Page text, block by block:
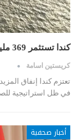
كندا تستثمر 369 مليار دولار لدعم صناعة الدفاع
كريستين اسامة
تعتزم كندا إنفاق
في ظل استراتيجية
أخبار صحفية